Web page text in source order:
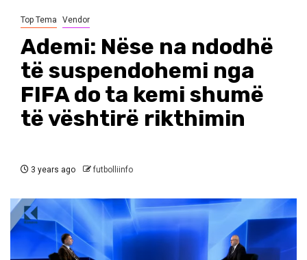
Top Tema Vendor
Ademi: Nëse na ndodhë
të suspendohemi nga
FIFA do ta kemi shumë
të vështirë rikthimin
3 years ago futbolliinfo